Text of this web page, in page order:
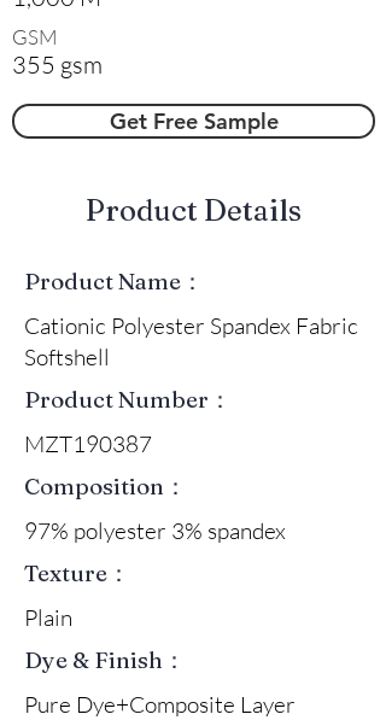
GSM
355 gsm
Get Free Sample
​Product Details
Product Name：
Cationic Polyester Spandex Fabric
Softshell
Product Number：
MZT190387
Composition：
97% polyester 3% spandex
Texture：
Plain
Dye & Finish：
Pure Dye+Composite Layer